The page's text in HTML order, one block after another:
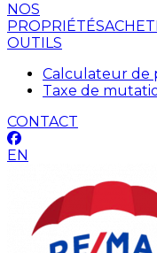
NOS
PROPRIÉTÉS
OUTILS
Calculateur de
Taxe de
CONTACT
EN